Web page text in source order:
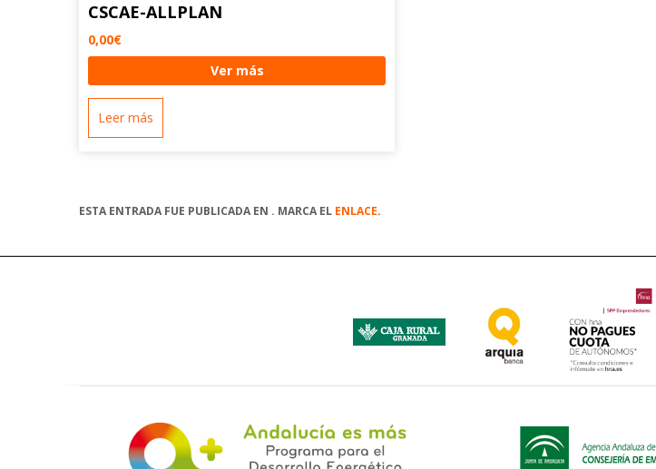
CSCAE-ALLPLAN
0,00€
Ver más
Leer más
ESTA ENTRADA FUE PUBLICADA EN . MARCA EL ENLACE.